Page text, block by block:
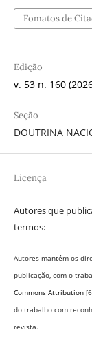
Fomatos de
Edição
v. 53 n. 160
Seção
DOUTRINA
Licença
Autores que
termos:
Autores mantém os
publicação, com o
Commons Attribution[6
do trabalho com
revista.